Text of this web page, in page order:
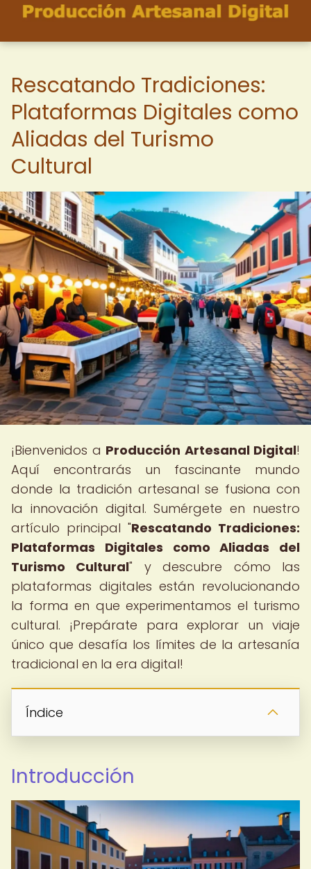
Rescatando Tradiciones:
Plataformas Digitales como
Aliadas del Turismo
Cultural
¡Bienvenidos a Producción Artesanal Digital!
Aquí encontrarás un fascinante mundo
donde la tradición artesanal se fusiona con
la innovación digital. Sumérgete en nuestro
artículo principal "Rescatando Tradiciones:
Plataformas Digitales como Aliadas del
Turismo Cultural" y descubre cómo las
plataformas digitales están revolucionando
la forma en que experimentamos el turismo
cultural. ¡Prepárate para explorar un viaje
único que desafía los límites de la artesanía
tradicional en la era digital!
Índice
Introducción